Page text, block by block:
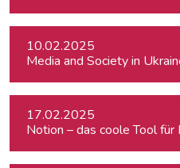
10.02.2025
Media and Society in
17.02.2025
Notion – das coole Tool für